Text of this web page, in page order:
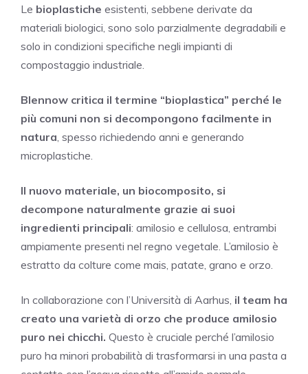
Le bioplastiche esistenti, sebbene derivate da
materiali biologici, sono solo parzialmente degradabili e
solo in condizioni specifiche negli impianti di
compostaggio industriale.
Blennow critica il termine “bioplastica” perché le
più comuni non si decompongono facilmente in
natura , spesso richiedendo anni e generando
microplastiche.
Il nuovo materiale, un biocomposito, si
decompone naturalmente grazie ai suoi
ingredienti principali: amilosio e cellulosa, entrambi
ampiamente presenti nel regno vegetale. L’amilosio è
estratto da colture come mais, patate, grano e orzo.
In collaborazione con l’Università di Aarhus, il team ha
creato una varietà di orzo che produce amilosio
puro nei chicchi. Questo è cruciale perché l’amilosio
puro ha minori probabilità di trasformarsi in una pasta a